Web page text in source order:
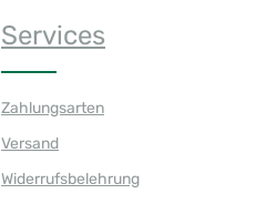
Services
Zahlungsarten
Versand
Widerrufsbelehrung